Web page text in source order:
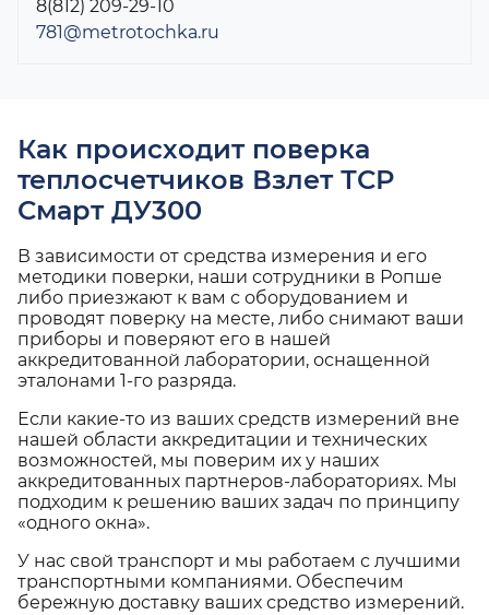
8(812) 209-29-10
781@metrotochka.ru
Как происходит поверка
теплосчетчиков Взлет ТСР
Смарт ДУ300
В зависимости от средства измерения и его
методики поверки, наши сотрудники в Ропше
либо приезжают к вам с оборудованием и
проводят поверку на месте, либо снимают ваши
приборы и поверяют его в нашей
аккредитованной лаборатории, оснащенной
эталонами 1-го разряда.
Если какие-то из ваших средств измерений вне
нашей области аккредитации и технических
возможностей, мы поверим их у наших
аккредитованных партнеров-лабораториях. Мы
подходим к решению ваших задач по принципу
«одного окна».
У нас свой транспорт и мы работаем с лучшими
транспортными компаниями. Обеспечим
бережную доставку ваших средство измерений.